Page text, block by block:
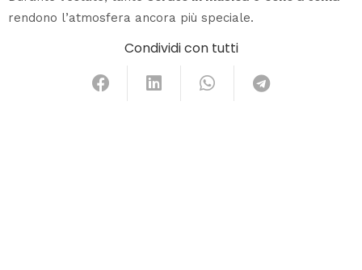
rendono l’atmosfera ancora più speciale.
Condividi con tutti